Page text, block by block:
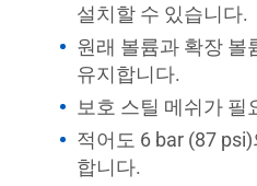
설치할 수 있습니다.
원래 볼륨과 확장 볼
유지합니다.
보호 스틸 메쉬가 필
적어도 6 bar (87
합니다.